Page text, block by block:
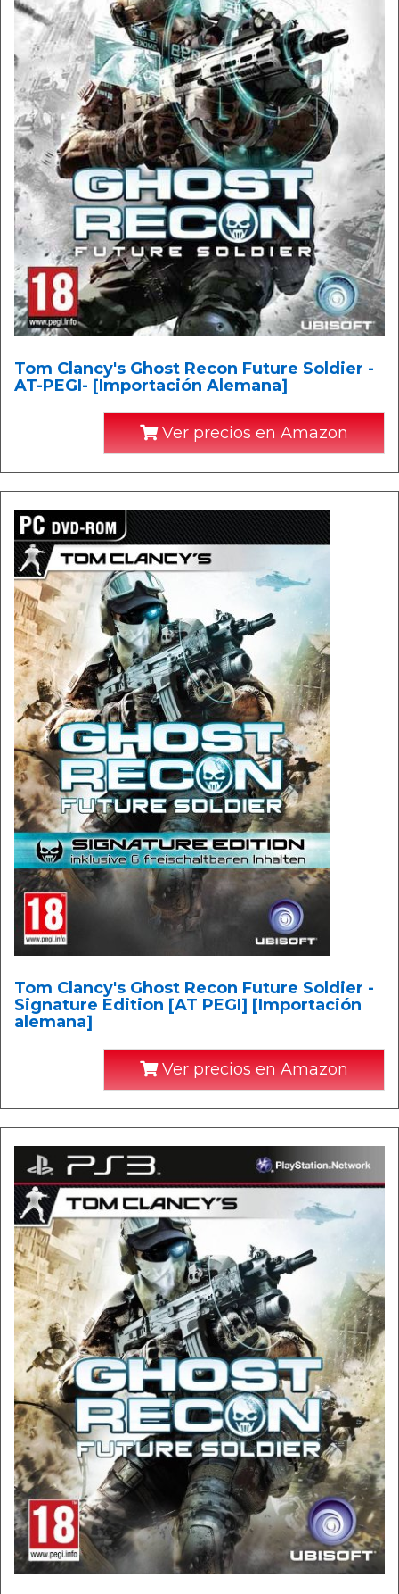
Tom Clancy's Ghost Recon Future Soldier -
AT-PEGI- [Importación Alemana]
Ver precios en Amazon
Tom Clancy's Ghost Recon Future Soldier -
Signature Edition [AT PEGI] [Importación
alemana]
Ver precios en Amazon